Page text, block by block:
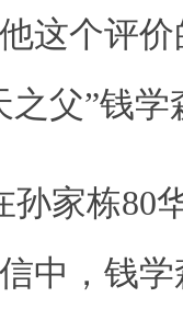
这个评
之父”钱学
家栋80
中，钱